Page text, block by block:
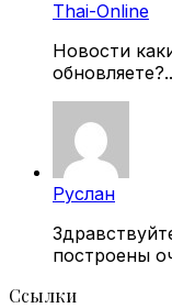
Thai-Online
Новости
Руслан
построены
Ссылки